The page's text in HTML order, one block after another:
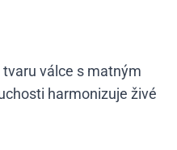
válce s matným
harmonizuje živé